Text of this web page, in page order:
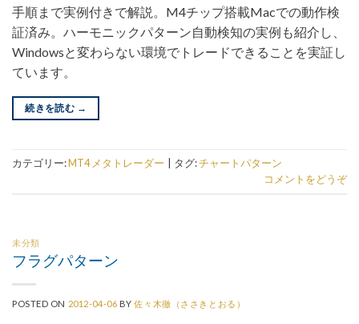
手順まで実例付きで解説。M4チップ搭載Macでの動作検
証済み。ハーモニックパターン自動検知の実例も紹介し、
Windowsと変わらない環境でトレードできることを実証し
ています。
続きを読む →
カテゴリー:MT4 メタトレーダー タグ:チャートパターン
コメントをどうぞ
未分類
フラグパターン
POSTED ON 2012-04-06 BY佐々木徹（ささきとおる）